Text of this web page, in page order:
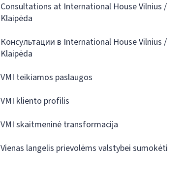
Consultations at International House Vilnius /
Klaipėda
Консультации в International House Vilnius /
Klaipėda
VMI teikiamos paslaugos
VMI kliento profilis
VMI skaitmeninė transformacija
Vienas langelis prievolėms valstybei sumokėti